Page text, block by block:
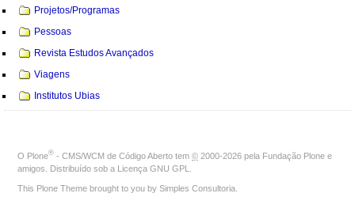
Projetos/Programas
Pessoas
Revista Estudos Avançados
Viagens
Institutos Ubias
O Plone® - CMS/WCM de Código Aberto tem © 2000-2026 pela Fundação Plone e
amigos. Distribuído sob a Licença GNU GPL
This Plone Theme brought to you by Simples Consultoria